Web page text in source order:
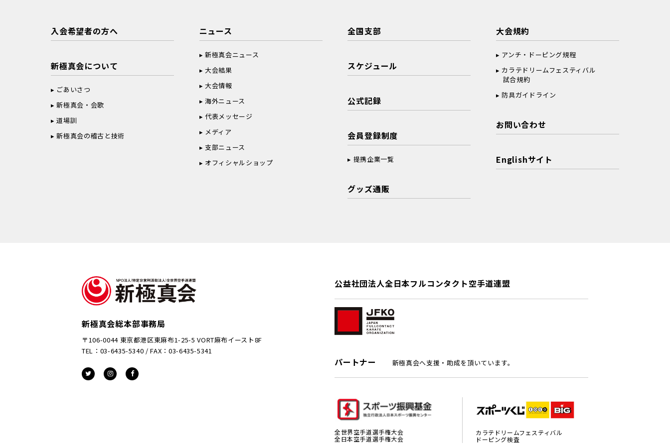
入会希望者の方へ
新極真会について
ごあいさつ
新極真会・会歌
道場訓
新極真会の稽古と技術
ニュース
新極真会ニュース
大会結果
大会情報
海外ニュース
代表メッセージ
メディア
支部ニュース
オフィシャルショップ
全国支部
スケジュール
公式記録
会員登録制度
提携企業一覧
グッズ通販
大会規約
アンチ・ドーピング規程
カラテドリームフェスティバル
試合規約
防具ガイドライン
お問い合わせ
Englishサイト
新極真会総本部事務局
〒106-0044 東京都港区東麻布1-25-5 VORT麻布イースト8F
TEL：03-6435-5340 / FAX：03-6435-5341
公益社団法人全日本フルコンタクト空手道連盟
パートナー 新極真会へ支援・助成を頂いています。
全世界空手道選手権大会
全日本空手道選手権大会
カラテドリームフェスティバル
ドーピング検査